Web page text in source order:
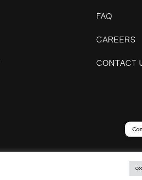
FAQ
CAREERS
CONTACT